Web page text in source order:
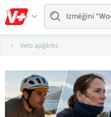
Velo apģērbs